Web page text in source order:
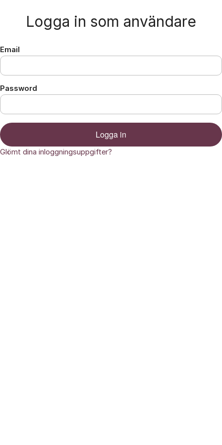
Logga in som användare
Email
Password
Logga in
Glömt dina inloggningsuppgifter?